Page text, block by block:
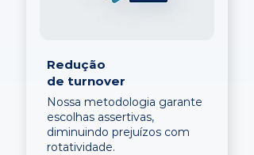
Redução
de turnover
Nossa metodologia garante
escolhas assertivas,
diminuindo prejuízos com
rotatividade.